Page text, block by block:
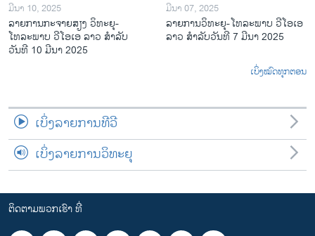
ມີນາ 10, 2025
ລາຍການກະຈາຍສຽງ ວິທະຍຸ-
ໂທລະພາບ ວີໂອເອ ລາວ ສຳລັບ
ວັນທີ 10 ມີນາ 2025
ມີນາ 07, 2025
ລາຍການ​ວິ​ທະ​ຍ​ຸ-ໂທ​ລະ​ພາບ ວີໂອເອ
ລາວ ສຳ​ລັບ​ວັນ​ທີ 7 ມີ​ນາ 2025
ເບິ່ງໝົດທຸກຕອນ
ເບິ່ງລາຍການທີວີ
ເບິ່ງລາຍການວິທະຍຸ
ຕິດຕາມພວກເຮົາ ທີ່